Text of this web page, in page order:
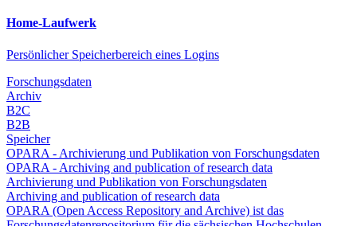
Home-Laufwerk
Persönlicher Speicherbereich eines Logins
Forschungsdaten
Archiv
B2C
B2B
Speicher
OPARA - Archivierung und Publikation von Forschungsdaten
OPARA - Archiving and publication of research data
Archivierung und Publikation von Forschungsdaten
Archiving and publication of research data
OPARA (Open Access Repository and Archive) ist das